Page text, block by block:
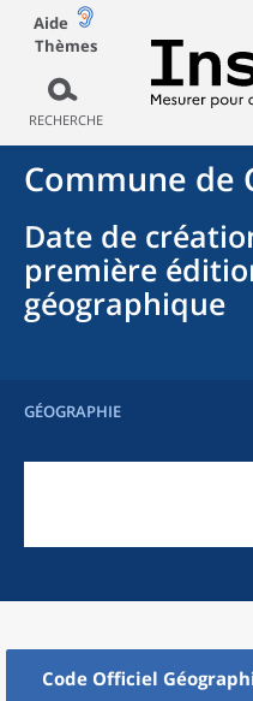
Aide
Thèmes
RECHERCHE
Commune de
Date de
première
géographique
GÉOGRAPHIE
Code Officiel